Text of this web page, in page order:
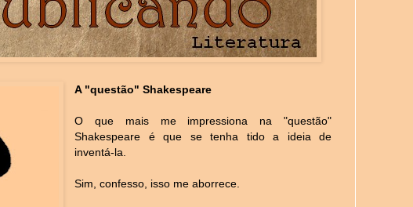
A "questão" Shakespeare
O que mais me impressiona na "questão"
Shakespeare é que se tenha tido a ideia de
inventá-la.
Sim, confesso, isso me aborrece.